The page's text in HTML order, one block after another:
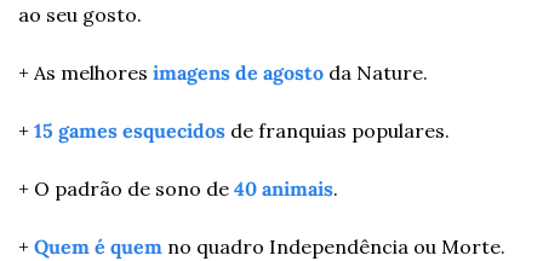
ao seu gosto.
+ As melhores imagens de agosto da Nature.
+ 15 games esquecidos de franquias populares.
+ O padrão de sono de 40 animais.
+ Quem é quem no quadro Independência ou Morte.